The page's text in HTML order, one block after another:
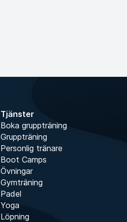
Tjänster
Boka gruppträning
Gruppträning
Personlig tränare
Boot Camps
Övningar
Gymträning
Padel
Yoga
Löpning